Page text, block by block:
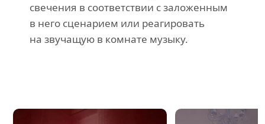
свечения в соответствии с заложенным
в него сценарием или реагировать
на звучащую в комнате музыку.